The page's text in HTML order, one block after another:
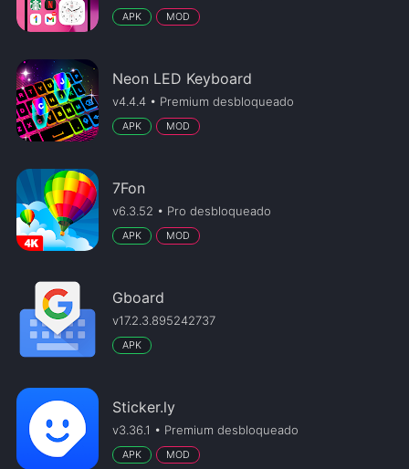
APK MOD
Neon LED Keyboard
v4.4.4 • Premium desbloqueado
APK MOD
7Fon
v6.3.52 • Pro desbloqueado
APK MOD
Gboard
v17.2.3.895242737
APK
Sticker.ly
v3.36.1 • Premium desbloqueado
APK MOD